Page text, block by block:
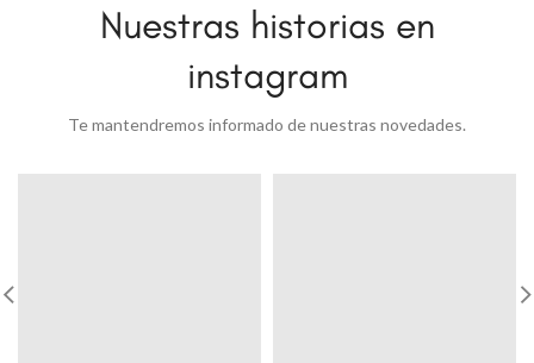
Nuestras historias en
instagram
Te mantendremos informado de nuestras novedades.